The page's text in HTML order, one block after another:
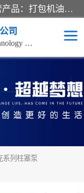
无锡凯乐福智能科技有限公司主营产品：打包机油泵、风冷式油冷却器、液压阀、液压泵、冷却器、过滤器及气动元器件。公司主导生产齿轮泵、齿轮马达、液压阀等产品。共计100多个系列、3000余种规格。覆盖了液压系统的动力元件、控制元件和执行元件，具备较强的成套供货、服务能力。
司
Wuxi Colourful Intelligent Technology Co., Ltd
系列柱塞泵
却泵